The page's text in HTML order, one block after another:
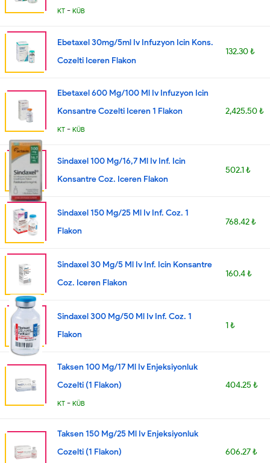
KT - KÜB
Ebetaxel 30mg/5ml Iv Infuzyon Icin Kons.
Cozelti Iceren Flakon
132.30 ₺
Ebetaxel 600 Mg/100 Ml Iv Infuzyon Icin
Konsantre Cozelti Iceren 1 Flakon
KT - KÜB
2,425.50 ₺
Sindaxel 100 Mg/16,7 Ml Iv Inf. Icin
Konsantre Coz. Iceren Flakon
502.1 ₺
Sindaxel 150 Mg/25 Ml Iv Inf. Coz. 1
Flakon
768.42 ₺
Sindaxel 30 Mg/5 Ml Iv Inf. Icin Konsantre
Coz. Iceren Flakon
160.4 ₺
Sindaxel 300 Mg/50 Ml Iv Inf. Coz. 1
Flakon
1 ₺
Taksen 100 Mg/17 Ml Iv Enjeksiyonluk
Cozelti (1 Flakon)
KT - KÜB
404.25 ₺
Taksen 150 Mg/25 Ml Iv Enjeksiyonluk
Cozelti (1 Flakon)
606.27 ₺